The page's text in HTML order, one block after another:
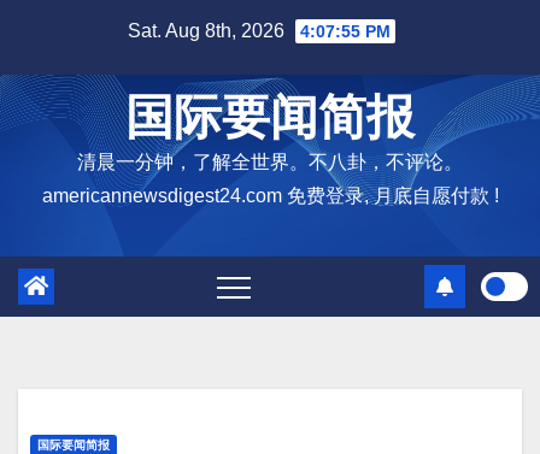
content
Sat. Aug 8th, 2026 4:07:56 PM
国际要闻简报
清晨一分钟，了解全世界。不八卦，不评论。
americannewsdigest24.com 免费登录, 月底自愿付款 !
国际要闻简报